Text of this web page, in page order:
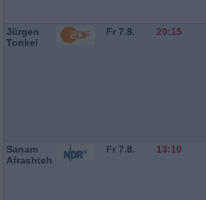
Jürgen
Tonkel
Fr 7.8. 20:15
Sanam
Afrashteh
Fr 7.8. 13:10